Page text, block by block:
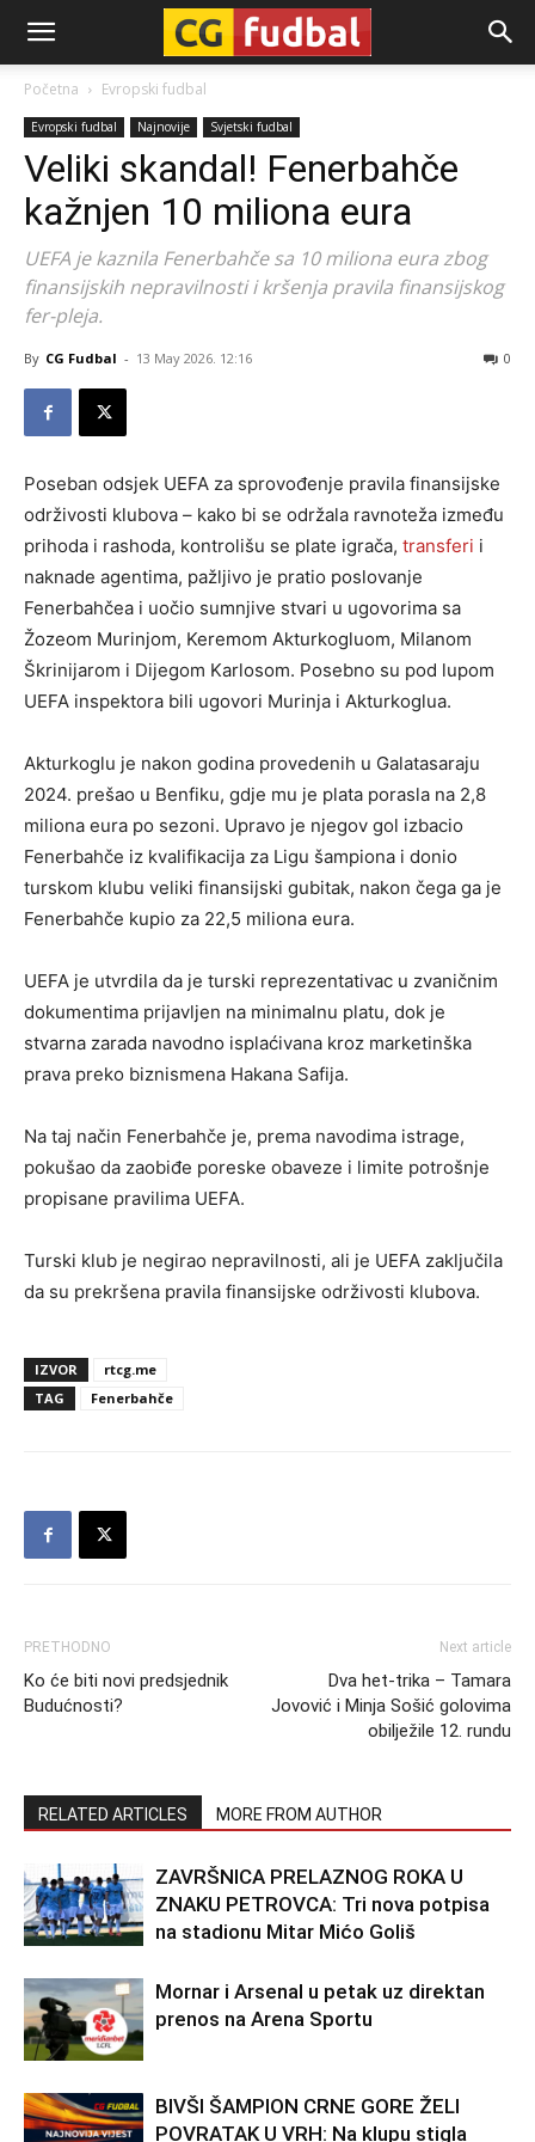
CG-
Fudbal
Početna Evropski fudbal
Evropski fudbal Najnovije Svjetski fudbal
Veliki skandal! Fenerbahče
kažnjen 10 miliona eura
UEFA je kaznila Fenerbahče sa 10 miliona eura zbog
finansijskih nepravilnosti i kršenja pravila finansijskog
fer-pleja.
By CG Fudbal - 13 May 2026. 12:16 0
Poseban odsjek UEFA za sprovođenje pravila finansijske
održivosti klubova – kako bi se održala ravnoteža između
prihoda i rashoda, kontrolišu se plate igrača, transferi i
naknade agentima, pažljivo je pratio poslovanje
Fenerbahčea i uočio sumnjive stvari u ugovorima sa
Žozeom Murinjom, Keremom Akturkogluom, Milanom
Škrinijarom i Dijegom Karlosom. Posebno su pod lupom
UEFA inspektora bili ugovori Murinja i Akturkoglua.
Akturkoglu je nakon godina provedenih u Galatasaraju
2024. prešao u Benfiku, gdje mu je plata porasla na 2,8
miliona eura po sezoni. Upravo je njegov gol izbacio
Fenerbahče iz kvalifikacija za Ligu šampiona i donio
turskom klubu veliki finansijski gubitak, nakon čega ga je
Fenerbahče kupio za 22,5 miliona eura.
UEFA je utvrdila da je turski reprezentativac u zvaničnim
dokumentima prijavljen na minimalnu platu, dok je
stvarna zarada navodno isplaćivana kroz marketinška
prava preko biznismena Hakana Safija.
Na taj način Fenerbahče je, prema navodima istrage,
pokušao da zaobiđe poreske obaveze i limite potrošnje
propisane pravilima UEFA.
Turski klub je negirao nepravilnosti, ali je UEFA zaključila
da su prekršena pravila finansijske održivosti klubova.
IZVOR
rtcg.me
TAG
Fenerbahče
PRETHODNO
Ko će biti novi predsjednik
Budućnosti?
Next article
Dva het-trika – Tamara
Jovović i Minja Sošić golovima
obilježile 12. rundu
RELATED ARTICLES MORE FROM AUTHOR
ZAVRŠNICA PRELAZNOG ROKA U
ZNAKU PETROVCA: Tri nova potpisa
na stadionu Mitar Mićo Goliš
Mornar i Arsenal u petak uz direktan
prenos na Arena Sportu
BIVŠI ŠAMPION CRNE GORE ŽELI
POVRATAK U VRH: Na klupu stigla